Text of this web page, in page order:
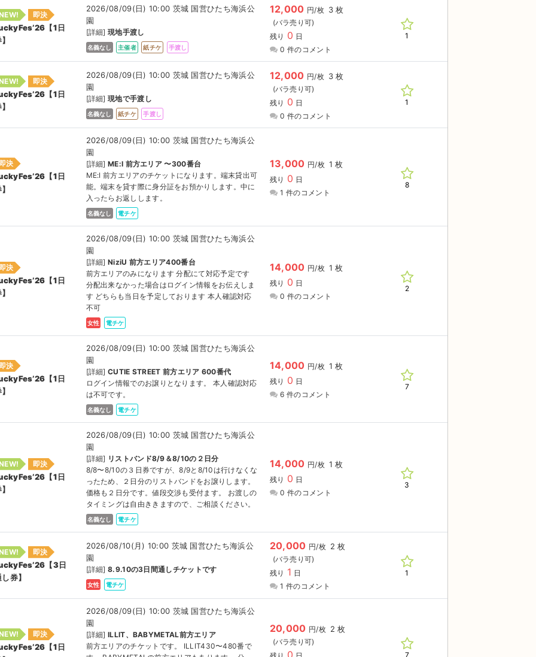
即決
【1日
2026/08/09(日) 10:00 茨城 国営ひたち海浜公
園
[詳細]現地手渡し
名義なし 主催者 紙チケ 手渡し
12,000 円/枚 3 枚
残り 0 日
0 件のコメント
1
即決
【1日
2026/08/09(日) 10:00 茨城 国営ひたち海浜公
園
[詳細]現地で手渡し
名義なし 紙チケ 手渡し
12,000 円/枚 3 枚
残り 0 日
0 件のコメント
1
決
【1日
2026/08/09(日) 10:00 茨城 国営ひたち海浜公
園
[詳細]ME:I 前方エリア 〜300番台
ME:I 前方エリアのチケットになります。端末貸出可
能。端末を貸す際に身分証をお預かりします。中に
入ったらお返しします。
名義なし 電チケ
13,000 円/枚 1 枚
残り 0 日
1 件のコメント
8
即決
【1日
2026/08/09(日) 10:00 茨城 国営ひたち海浜公
園
[詳細]NiziU 前方エリア400番台
前方エリアのみになります 分配にて対応予定です
分配出来なかった場合はログイン情報をお伝えしま
す どちらも当日を予定しております 本人確認対応
不可
女性 電チケ
14,000 円/枚 1 枚
残り 0 日
0 件のコメント
2
決
【1日
2026/08/09(日) 10:00 茨城 国営ひたち海浜公
園
[詳細]CUTIE STREET 前方エリア 600番代
ログイン情報でのお譲りとなります。 本人確認対応
は不可です。
名義なし 電チケ
14,000 円/枚 1 枚
残り 0 日
6 件のコメント
7
即決
【1日
2026/08/09(日) 10:00 茨城 国営ひたち海浜公
園
[詳細] リストバンド8/9＆8/10の２日分
8/8〜8/10の３日券ですが、8/9と8/10は行けなくな
ったため、２日分のリストバンドをお譲りします。
価格も２日分です。値段交渉も受付ます。 お渡しの
タイミングは自由ききますので、ご相談ください。
名義なし 電チケ
14,000 円/枚 1 枚
残り 0 日
0 件のコメント
3
即決
【3日
券】
2026/08/10(月) 10:00 茨城 国営ひたち海浜公
園
[詳細]8.9.10の3日間通しチケットです
女性 電チケ
20,000 円/枚 2 枚
残り 1 日
1 件のコメント
1
即決
【1日
2026/08/09(日) 10:00 茨城 国営ひたち海浜公
園
[詳細]ILLIT、BABYMETAL前方エリア
前方エリアのチケットです。 ILLIT430〜480番で
20,000 円/枚 2 枚
0 7